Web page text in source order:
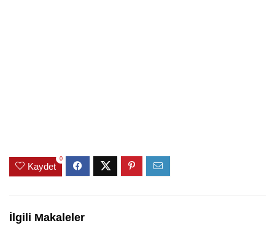
Kaydet
0
İlgili Makaleler